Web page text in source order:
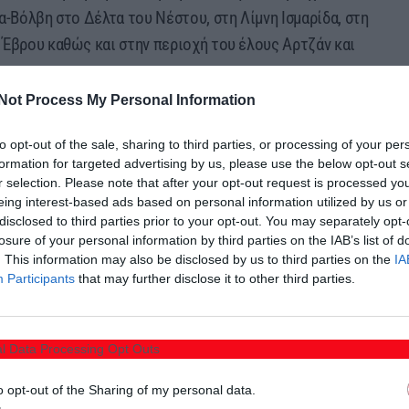
Process My Personal Information
opt-out of the sale, sharing to third parties, or processing of your
for targeted advertising by us, please use the below opt-out
selection. Please note that after your opt-out request is processed
interest-based ads based on personal information utilized by us
to third parties prior to your opt-out. You may separately
of your personal information by third parties on the IAB’s list of
This information may also be disclosed by us to third parties on the
Participants that may further disclose it to other third parties.
Data Processing Opt Outs
opt-out of the Sharing of my personal data.
στο Δέλτα του Νέστου, στη Λίμνη Ισμαρίδα, στη
καθώς και στην περιοχή του έλους Αρτζάν και
την εβδομάδα και ορίζονται ειδικές ημερομηνίες
ενότητες.Το κυνήγι του αγριόχοιρου
στο όριο κάρπωσης ανά ομάδα.
απεριόριστο κυνήγι
2026)